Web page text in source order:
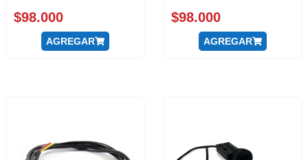
$98.000
AGREGAR
$98.000
AGREGAR